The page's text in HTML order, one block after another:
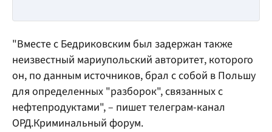
"Вместе с Бедриковским был задержан также
неизвестный мариупольский авторитет, которого
он, по данным источников, брал с собой в Польшу
для определенных "разборок", связанных с
нефтепродуктами", – пишет телеграм-канал
ОРД.Криминальный форум.